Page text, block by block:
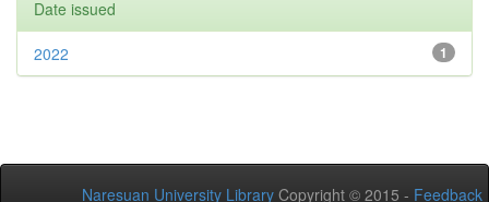
Date issued
1
2022
Naresuan University Library Copyright © 2015 - Feedback